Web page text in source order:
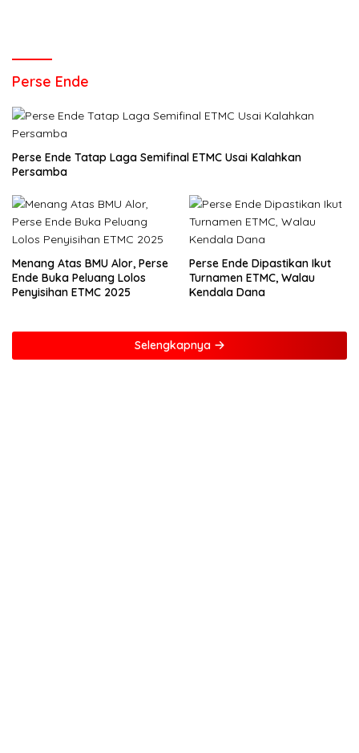
Perse Ende
Perse Ende Tatap Laga Semifinal ETMC Usai Kalahkan
Persamba
Menang Atas BMU Alor, Perse
Ende Buka Peluang Lolos
Penyisihan ETMC 2025
Perse Ende Dipastikan Ikut
Turnamen ETMC, Walau
Kendala Dana
Selengkapnya